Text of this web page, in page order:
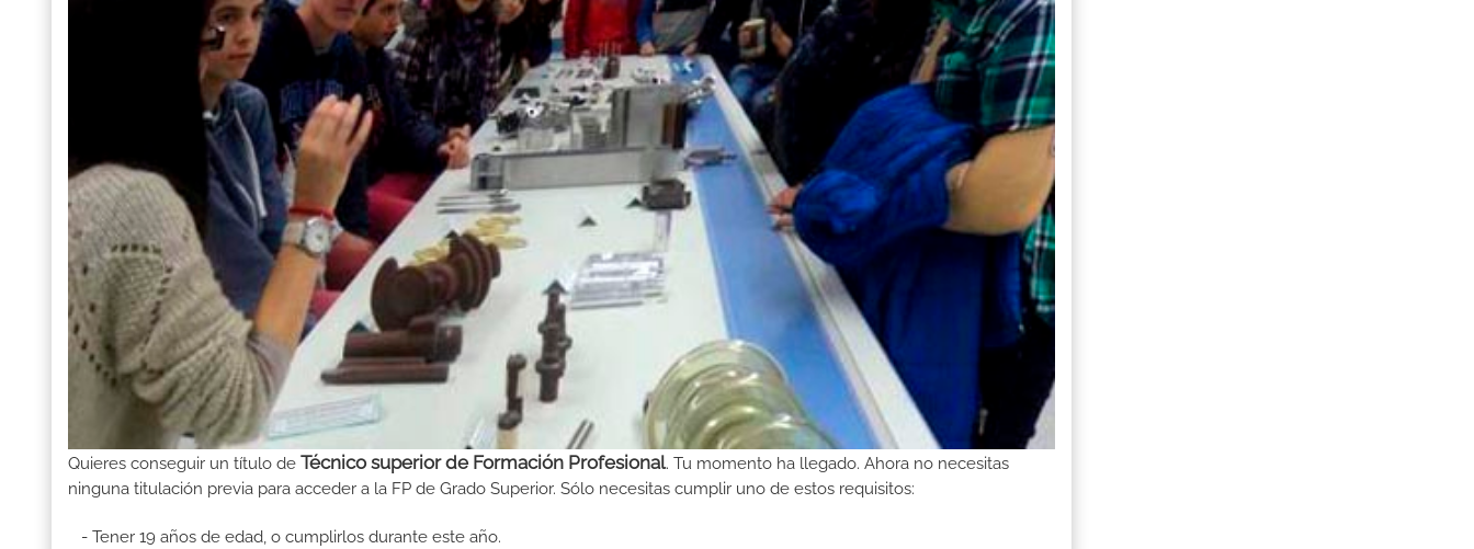
Quieres conseguir un título de Técnico superior de Formación Profesional. Tu momento ha llegado. Ahora no necesitas
ninguna titulación previa para acceder a la FP de Grado Superior. Sólo necesitas cumplir uno de estos requisitos:
- Tener 19 años de edad, o cumplirlos durante este año.